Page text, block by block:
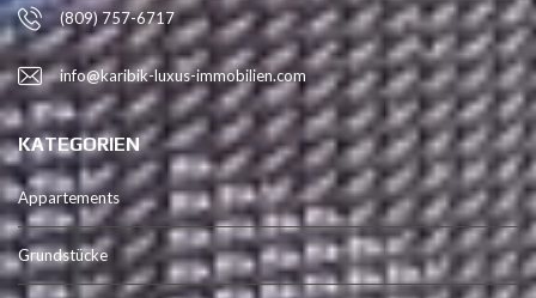
(809) 757-6717
info@karibik-luxus-immobilien.com
KATEGORIEN
Appartements
Grundstücke